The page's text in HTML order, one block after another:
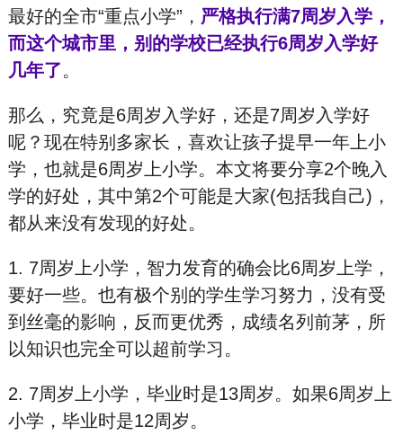
最好的全市“重点小学”， 严格执行满7周岁入学，
而这个城市里，别的学校已经执行6周岁入学好
几年了。
那么，究竟是6周岁入学好，还是7周岁入学好
呢？现在特别多家长，喜欢让孩子提早一年上小
学，也就是6周岁上小学。本文将要分享2个晚入
学的好处，其中第2个可能是大家(包括我自己)，
都从来没有发现的好处。
1. 7周岁上小学，智力发育的确会比6周岁上学，
要好一些。也有极个别的学生学习努力，没有受
到丝毫的影响，反而更优秀，成绩名列前茅，所
以知识也完全可以超前学习。
2. 7周岁上小学，毕业时是13周岁。如果6周岁上
小学，毕业时是12周岁。